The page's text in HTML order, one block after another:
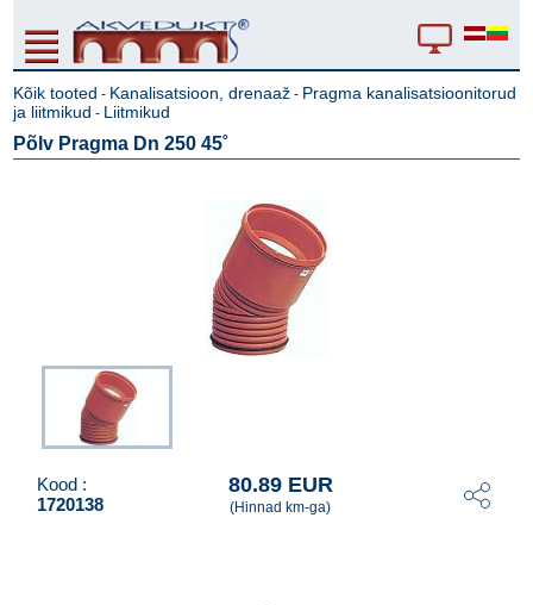
Kõik tooted - Kanalisatsioon, drenaaž - Pragma kanalisatsioonitorud
ja liitmikud - Liitmikud
Põlv Pragma Dn 250 45˚
Kood :
1720138
80.89 EUR
(Hinnad km-ga)